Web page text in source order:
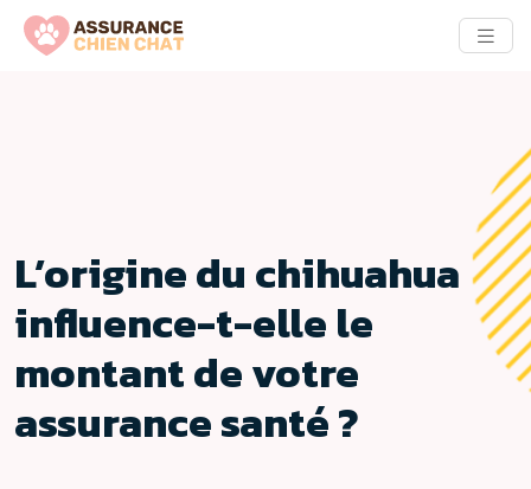
L’origine du chihuahua
influence-t-elle le
montant de votre
assurance santé ?